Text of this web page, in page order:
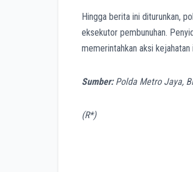
Hingga berita ini diturunkan,
eksekutor pembunuhan.
memerintahkan aksi kejahatan
Sumber:Polda Metro Jaya,
(R*)